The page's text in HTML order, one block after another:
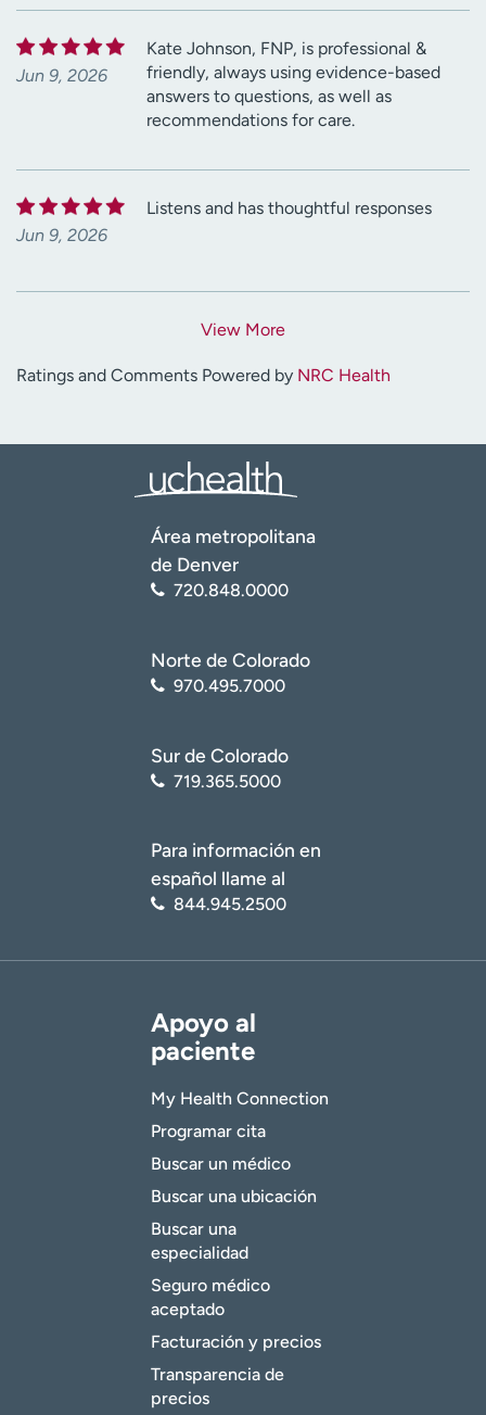
Jun 9, 2026
Kate Johnson, FNP, is professional &
friendly, always using evidence-based
answers to questions, as well as
recommendations for care.
Jun 9, 2026
Listens and has thoughtful responses
View More
Ratings and Comments Powered by NRC Health
Área metropolitana
de Denver
720.848.0000
Norte de Colorado
970.495.7000
Sur de Colorado
719.365.5000
Para información en
español llame al
844.945.2500
Apoyo al
paciente
My Health Connection
Programar cita
Buscar un médico
Buscar una ubicación
Buscar una
especialidad
Seguro médico
aceptado
Facturación y precios
Transparencia de
precios